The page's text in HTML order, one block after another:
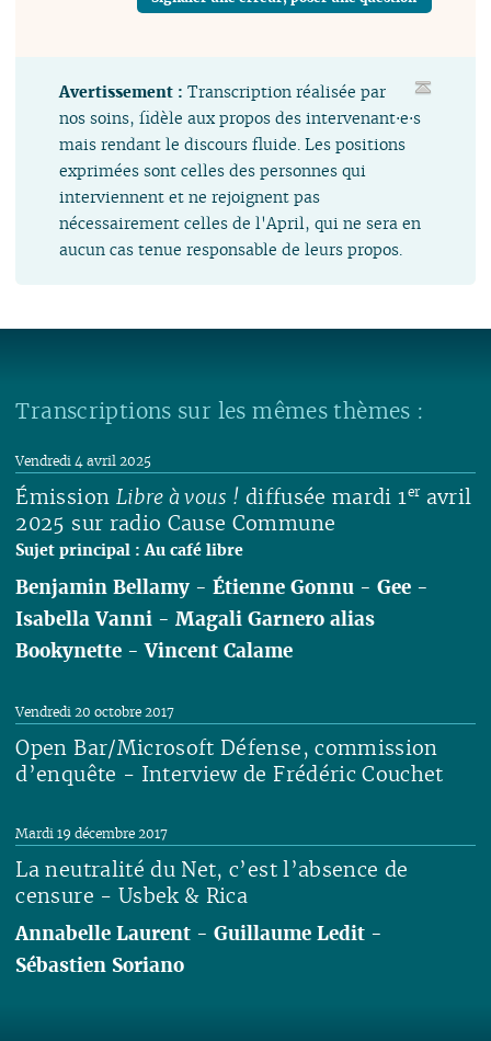
Avertissement :Transcription réalisée par
nos soins, fidèle aux propos des intervenant⋅e⋅s
mais rendant le discours fluide. Les positions
exprimées sont celles des personnes qui
interviennent et ne rejoignent pas
nécessairement celles de l'April, qui ne sera en
aucun cas tenue responsable de leurs propos.
Transcriptions sur les mêmes thèmes :
Émission Libre à vous ! diffusée mardi 1eravril
2025 sur radio Cause Commune
Sujet principal : Au café libre
Vendredi 4 avril 2025
Benjamin Bellamy -Étienne Gonnu -Gee -
Isabella Vanni -Magali Garnero alias
Bookynette -Vincent Calame
Lire
Open Bar/Microsoft Défense, commission
d’enquête - Interview de Frédéric Couchet
Vendredi 20 octobre 2017
La neutralité du Net, c’est l’absence de
censure - Usbek & Rica
Mardi 19 décembre 2017
Annabelle Laurent -Guillaume Ledit -
Sébastien Soriano